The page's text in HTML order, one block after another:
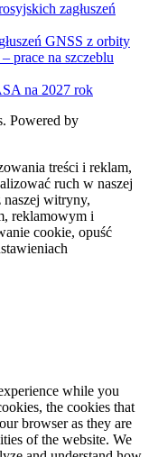
zagłuszeń
GNSS z orbity
prace na szczeblu
na 2027 rok
Powered by
treści i reklam,
ruch w naszej
witryny,
reklamowym i
cookie, opuść
while you
the cookies that
browser as they are
of the website. We